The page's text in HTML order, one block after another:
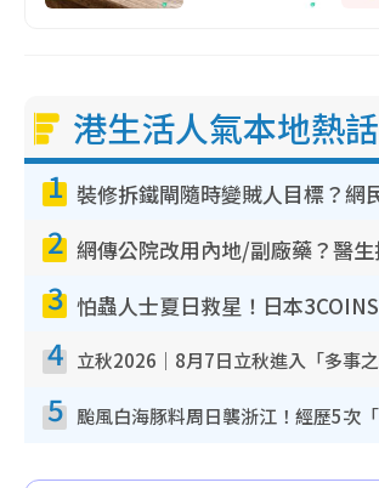
港生活人氣本地熱話
1
2
3
4
5